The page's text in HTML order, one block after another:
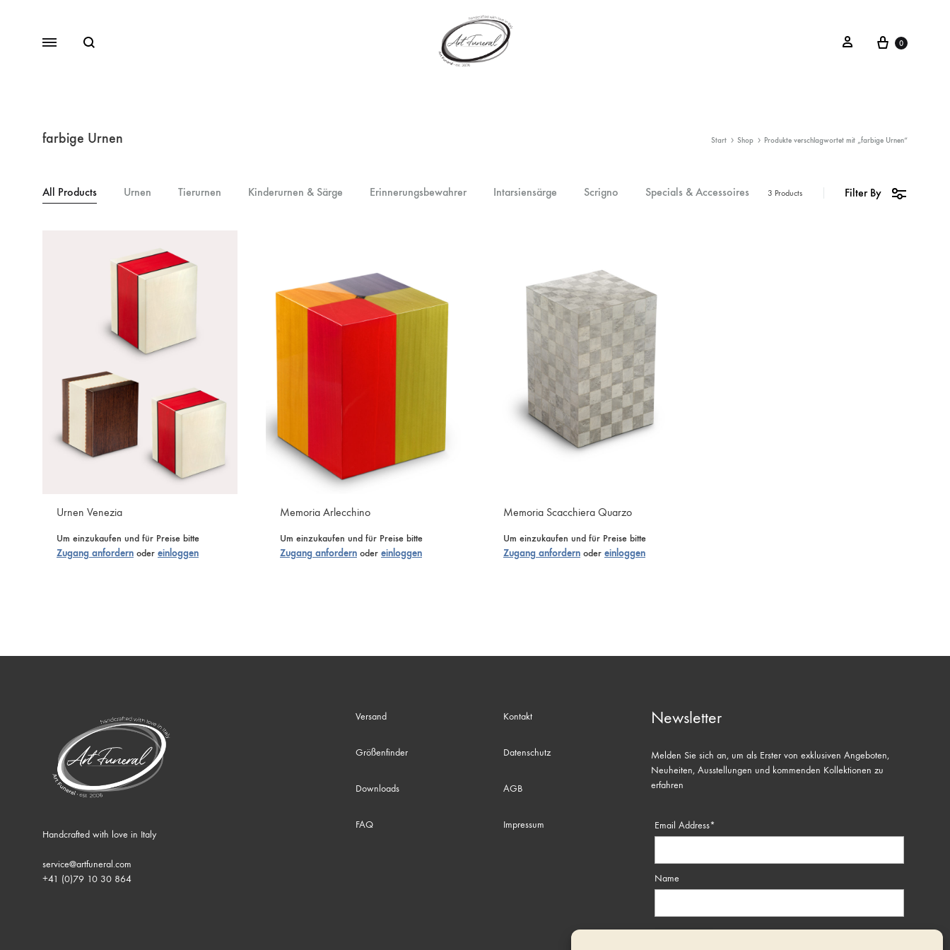
0
farbige Urnen Start Shop Produkte verschlagwortet mit „farbige Urnen“
All Products Urnen Tierurnen Kinderurnen & Särge Erinnerungsbewahrer Intarsiensärge Scrigno Specials & Accessoires Filter By
3 Products
Urnen Venezia
Um einzukaufen und für Preise bitte
Zugang anfordern oder einloggen
Memoria Arlecchino
Um einzukaufen und für Preise bitte
Zugang anfordern oder einloggen
Memoria Scacchiera Quarzo
Um einzukaufen und für Preise bitte
Zugang anfordern oder einloggen
Handcrafted with love in Italy
service@artfuneral.com
+41 (0)79 10 30 864
Versand
Größenfinder
Downloads
FAQ
Kontakt
Datenschutz
AGB
Impressum
Newsletter
Melden Sie sich an, um als Erster von exklusiven Angeboten,
Neuheiten, Ausstellungen und kommenden Kollektionen zu
erfahren
Email Address*
Name